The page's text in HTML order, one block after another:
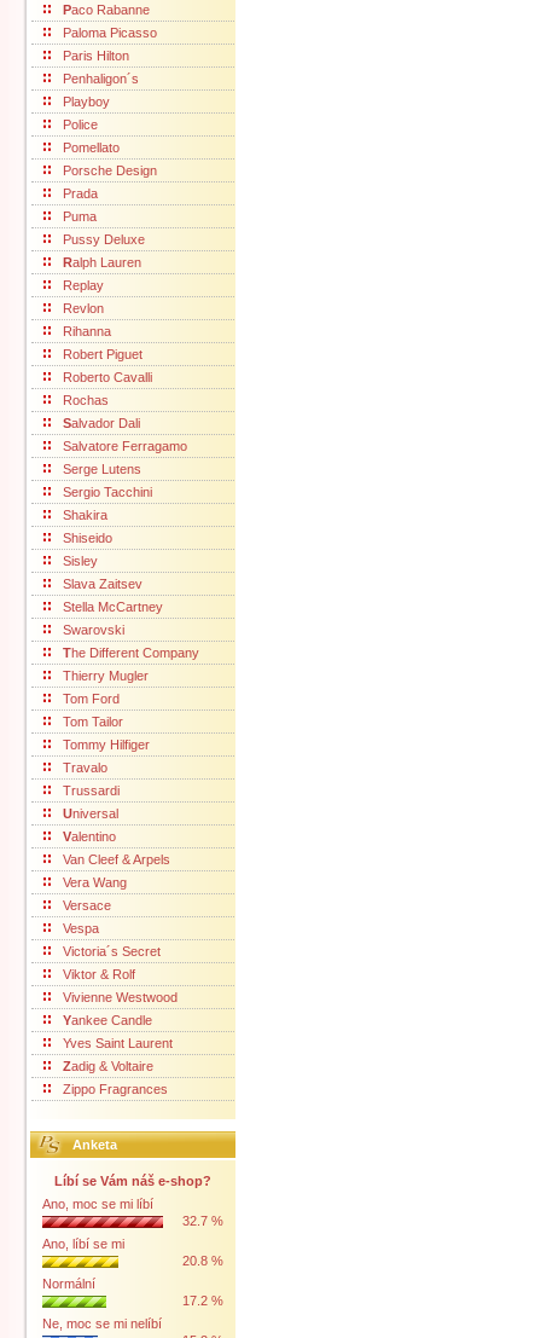
Paco Rabanne
Paloma Picasso
Paris Hilton
Penhaligon´s
Playboy
Police
Pomellato
Porsche Design
Prada
Puma
Pussy Deluxe
Ralph Lauren
Replay
Revlon
Rihanna
Robert Piguet
Roberto Cavalli
Rochas
Salvador Dali
Salvatore Ferragamo
Serge Lutens
Sergio Tacchini
Shakira
Shiseido
Sisley
Slava Zaitsev
Stella McCartney
Swarovski
The Different Company
Thierry Mugler
Tom Ford
Tom Tailor
Tommy Hilfiger
Travalo
Trussardi
Universal
Valentino
Van Cleef & Arpels
Vera Wang
Versace
Vespa
Victoria´s Secret
Viktor & Rolf
Vivienne Westwood
Yankee Candle
Yves Saint Laurent
Zadig & Voltaire
Zippo Fragrances
Anketa
Líbí se Vám náš e-shop?
Ano, moc se mi líbí
32.7 %
Ano, líbí se mi
20.8 %
Normální
17.2 %
Ne, moc se mi nelíbí